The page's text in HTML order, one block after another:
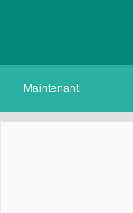
Maintenant